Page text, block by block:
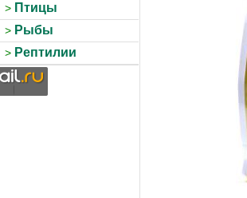
Птицы
Рыбы
Рептилии